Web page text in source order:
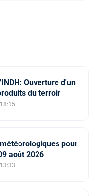
Ouverture d'un
du terroir
pour
août 2026